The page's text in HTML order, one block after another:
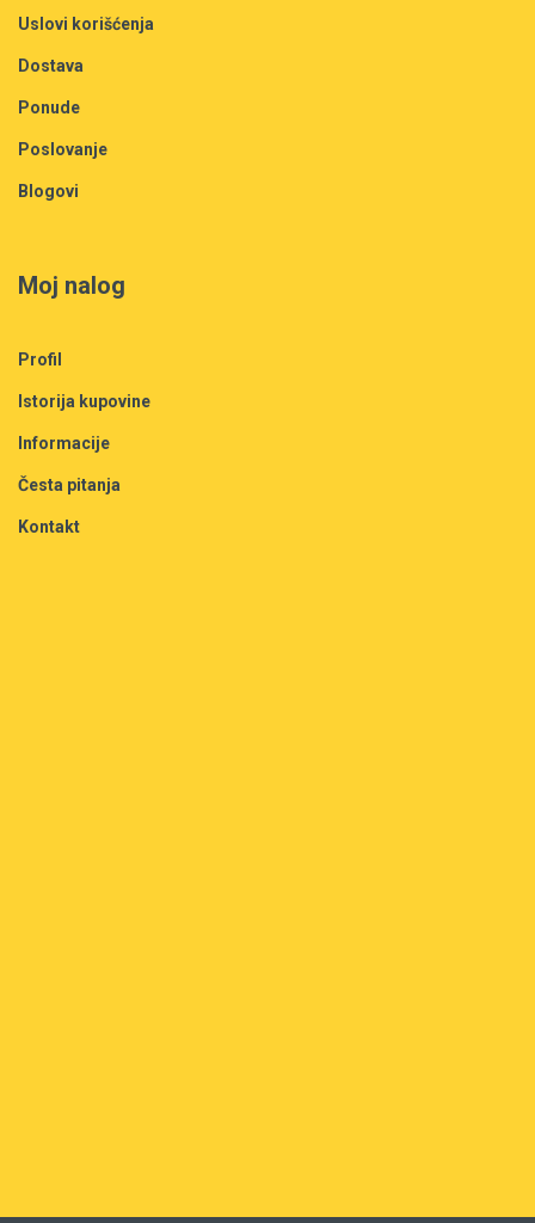
Uslovi korišćenja
Dostava
Ponude
Poslovanje
Blogovi
Moj nalog
Profil
Istorija kupovine
Informacije
Česta pitanja
Kontakt